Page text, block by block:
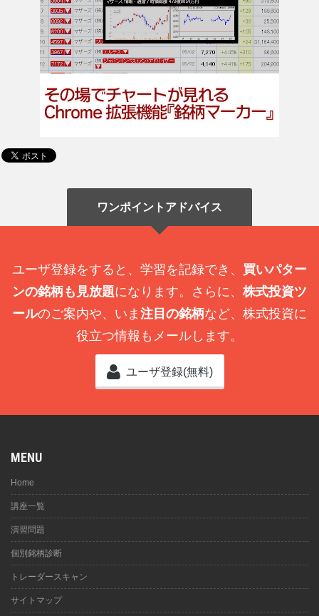
ワンポイントアドバイス
ユーザ登録をすると、学習を記録でき、 買いパター
ンの銘柄も見放題になります。さらに、 株式投資ツ
ールのご案内や、いま 注目の銘柄など、株式投資に
役立つ情報もメールします。
ユーザ登録(無料)
MENU
Home
講座一覧
演習問題
個別銘柄診断
トレーダースキャン
サイトマップ